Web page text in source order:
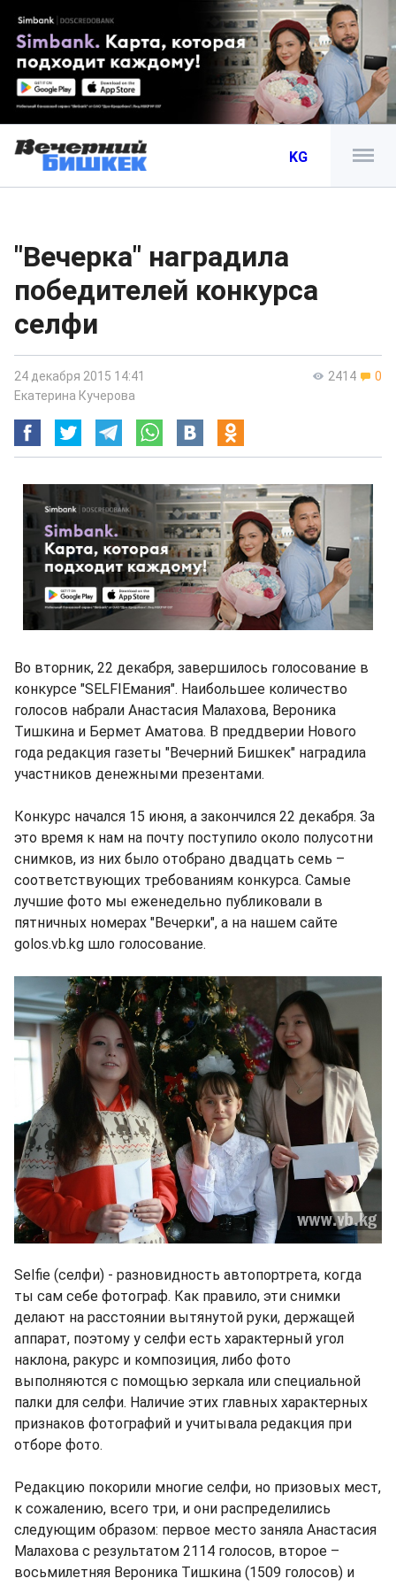
KG
"Вечерка" наградила
победителей конкурса
селфи
2414 0
24 декабря 2015 14:41
Екатерина Кучерова
Во вторник, 22 декабря, завершилось голосование в
конкурсе "SELFIEмания". Наибольшее количество
голосов набрали Анастасия Малахова, Вероника
Тишкина и Бермет Аматова. В преддверии Нового
года редакция газеты "Вечерний Бишкек" наградила
участников денежными презентами.
Конкурс начался 15 июня, а закончился 22 декабря. За
это время к нам на почту поступило около полусотни
снимков, из них было отобрано двадцать семь –
соответствующих требованиям конкурса. Самые
лучшие фото мы еженедельно публиковали в
пятничных номерах "Вечерки", а на нашем сайте
golos.vb.kg шло голосование.
Selfie (селфи) - разновидность автопортрета, когда
ты сам себе фотограф. Как правило, эти снимки
делают на расстоянии вытянутой руки, держащей
аппарат, поэтому у селфи есть характерный угол
наклона, ракурс и композиция, либо фото
выполняются с помощью зеркала или специальной
палки для селфи. Наличие этих главных характерных
признаков фотографий и учитывала редакция при
отборе фото.
Редакцию покорили многие селфи, но призовых мест,
к сожалению, всего три, и они распределились
следующим образом: первое место заняла Анастасия
Малахова с результатом 2114 голосов, второе –
восьмилетняя Вероника Тишкина (1509 голосов) и